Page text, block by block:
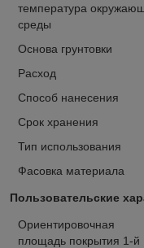
температура
среды
Основа грунтовки
Расход
Способ нанесения
Срок хранения
Тип использования
Фасовка материала
Пользовательские
Ориентировочная
площадь покрытия 1-й